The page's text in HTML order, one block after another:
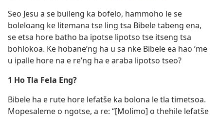
Seo Jesu a se buileng ka bofelo, hammoho le se
boleloang ke litemana tse ling tsa Bibele tabeng ena,
se etsa hore batho ba ipotse lipotso tse itseng tsa
bohlokoa. Ke hobane’ng ha u sa nke Bibele ea hao ’me
u ipalle hore na e re’ng ha e araba lipotso tseo?
1 Ho Tla Fela Eng?
Bibele ha e rute hore lefatše ka bolona le tla timetsoa.
Mopesaleme o ngotse, a re: “[Molimo] o thehile lefatše